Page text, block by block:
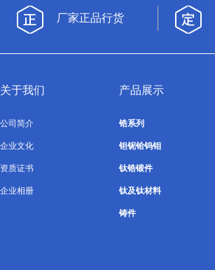
厂家正品行货
关于我们
公司简介
企业文化
资质证书
企业相册
产品展示
锆系列
钽铌铪钨钼
钛锆锻件
钛及钛材料
铸件